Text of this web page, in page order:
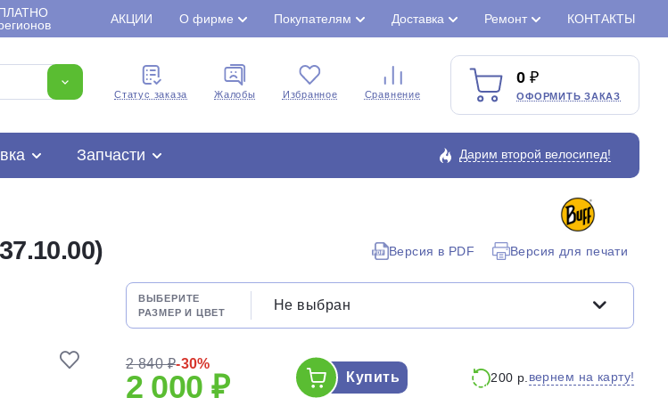
АКЦИИ О фирме Покупателям Доставка Ремонт КОНТАКТЫ
Cтатус заказа Жалобы Избранное Сравнение
0
ОФОРМИТЬ ЗАКАЗ
Запчасти Дарим второй велосипед!
Версия в PDF Версия для печати
ВЫБЕРИТЕ
РАЗМЕР И ЦВЕТ
Не выбран
2 840 ₽-30%
2 000 ₽ Купить 200 р. вернем на карту!
переплат